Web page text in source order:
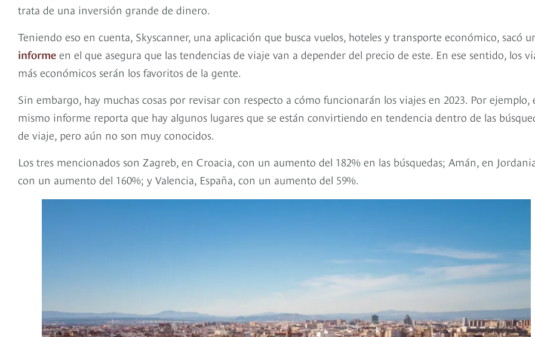
trata de una inversión grande de dinero.
Teniendo eso en cuenta, Skyscanner, una aplicación que busca vuelos, hoteles y transporte económico, sacó
informe en el que asegura que las tendencias de viaje van a depender del precio de este. En ese sentido, los
más económicos serán los favoritos de la gente.
Sin embargo, hay muchas cosas por revisar con respecto a cómo funcionarán los viajes en 2023. Por ejemplo,
mismo informe reporta que hay algunos lugares que se están convirtiendo en tendencia dentro de las
de viaje, pero aún no son muy conocidos.
Los tres mencionados son Zagreb, en Croacia, con un aumento del 182% en las búsquedas; Amán, en
con un aumento del 160%; y Valencia, España, con un aumento del 59%.